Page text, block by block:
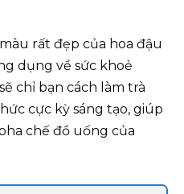
rất đẹp của hoa đậu
dụng về sức khoẻ
chỉ bạn cách làm trà
cực kỳ sáng tạo, giúp
chế đồ uống của